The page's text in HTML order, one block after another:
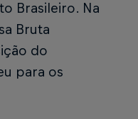
Brasileiro. Na
Bruta
do
para os